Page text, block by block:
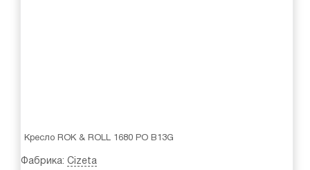
Кресло ROK & ROLL 1680 PO B13G
Фабрика: Cizeta